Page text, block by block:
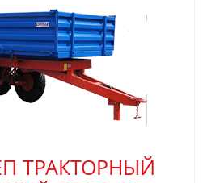
ТРАКТОРНЫЙ